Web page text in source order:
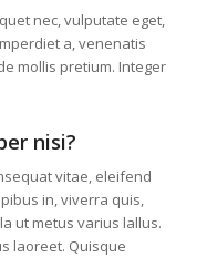
nec, vulputate eget,
a, venenatis
mollis pretium. Integer
nisi?
vitae, eleifend
in, viverra quis,
ut metus varius lallus.
laoreet. Quisque